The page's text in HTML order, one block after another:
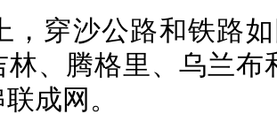
，穿沙公路和铁路
林、腾格里、乌兰布
成网。